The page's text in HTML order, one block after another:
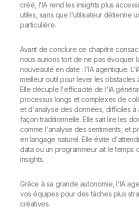
créé, l'IA rend les insights plus
utiles, sans que l'utilisateur détienne
particulière.
Avant de conclure ce chapitre
nous aurions tort de ne pas évoquer
nouveauté en date : l'IA agentique.
meilleur outil pour lever les obstacles
Elle décuple l'efficacité de l'IA
processus longs et complexes de
et d'analyse des données, difficiles à
façon traditionnelle. Elle sait lire les
comme l'analyse des sentiments et
en langage naturel. Elle évite
data ou un programmeur ait le temps
insights.
Grâce à sa grande autonomie, l'IA
vos équipes pour des tâches plus
créatives.